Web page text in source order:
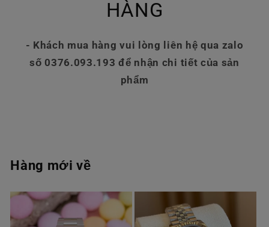
HÀNG
- Khách mua hàng vui lòng liên hệ qua zalo
số 0376.093.193 để nhận chi tiết của sản
phẩm
Hàng mới về